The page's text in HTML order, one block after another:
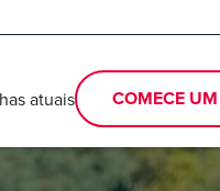
atuais COMECE